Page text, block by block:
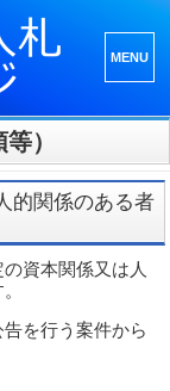
ーとウ
）
的関係のある者
資本関係又は人
を行う案件から